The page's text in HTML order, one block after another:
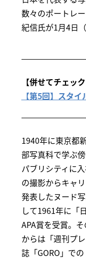
数々のポートレ
紀信氏が1月4日
【併せてチェッ
【第5回】スタ
1940年に東京都
部写真科で学ぶ
パブリシティに
の撮影からキャ
発表したヌード
して1961年に「
APA賞を受賞。
からは「週刊プ
誌「GORO」で